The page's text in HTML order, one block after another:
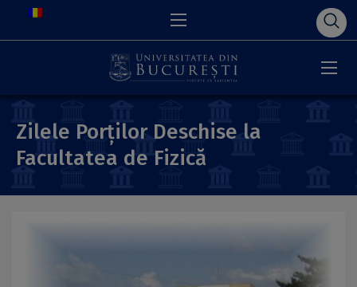
Zilele Porților Deschise la
Facultatea de Fizică